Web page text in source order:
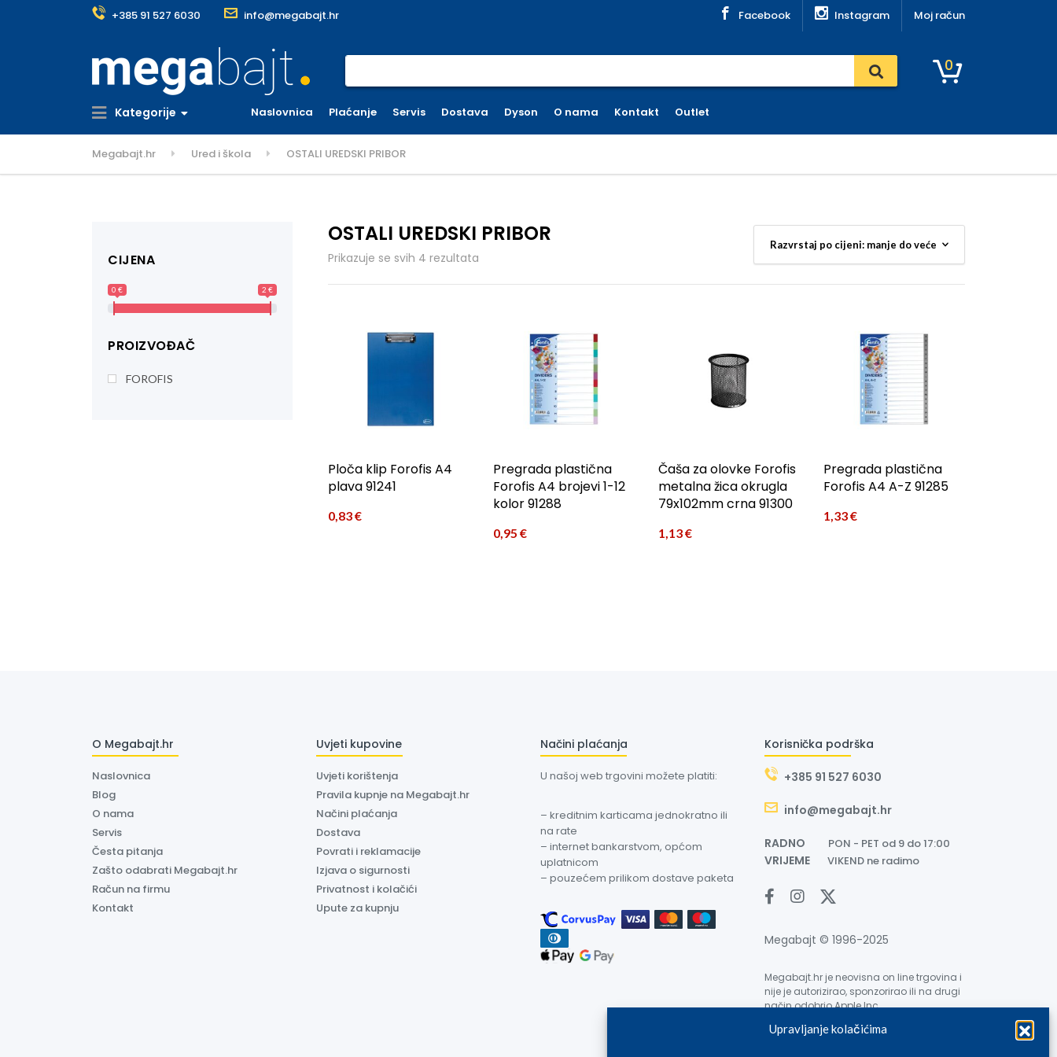
Upravljanje kolačićima
+385 91 527 6030 info@megabajt.hr Facebook Instagram Moj račun
0
Kategorije Naslovnica Plaćanje Servis Dostava Dyson O nama Kontakt Outlet
Megabajt.hr Ured i škola OSTALI UREDSKI PRIBOR
OSTALI UREDSKI PRIBOR
Prikazuje se svih 4 rezultata
Ploča klip Forofis A4
plava 91241
0,83€
Pregrada plastična
Forofis A4 brojevi 1-12
kolor 91288
0,95 €
Čaša za olovke Forofis
metalna žica okrugla
79x102mm crna 91300
1,13€
Pregrada plastična
Forofis A4 A-Z 91285
1,33€
CIJENA
0 € 2 €
PROIZVOĐAČ
FOROFIS
O Megabajt.hr
Naslovnica
Blog
O nama
Servis
Česta pitanja
Zašto odabrati Megabajt.hr
Račun na firmu
Kontakt
Uvjeti kupovine
Uvjeti korištenja
Pravila kupnje na Megabajt.hr
Načini plaćanja
Dostava
Povrati i reklamacije
Izjava o sigurnosti
Privatnost i kolačići
Upute za kupnju
Načini plaćanja
U našoj web trgovini možete platiti:
– kreditnim karticama jednokratno ili
na rate
– internet bankarstvom, općom
uplatnicom
– pouzećem prilikom dostave paketa
Korisnička podrška
+385 91 527 6030
info@megabajt.hr
RADNO PON - PET od 9 do 17:00
VRIJEME VIKEND ne radimo
Megabajt © 1996-2025
Megabajt.hr je neovisna on line trgovina i
nije je autorizirao, sponzorirao ili na drugi
način odobrio Apple Inc.